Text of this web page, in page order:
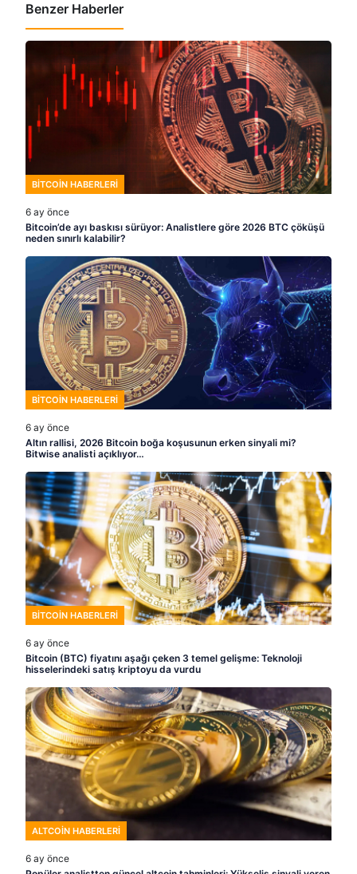
Benzer Haberler
BITCOIN HABERLERI
6 ay önce
Bitcoin’de ayı baskısı sürüyor: Analistlere göre 2026 BTC çöküşü
neden sınırlı kalabilir?
BITCOIN HABERLERI
6 ay önce
Altın rallisi, 2026 Bitcoin boğa koşusunun erken sinyali mi?
Bitwise analisti açıklıyor…
BITCOIN HABERLERI
6 ay önce
Bitcoin (BTC) fiyatını aşağı çeken 3 temel gelişme: Teknoloji
hisselerindeki satış kriptoyu da vurdu
ALTCOIN HABERLERI
6 ay önce